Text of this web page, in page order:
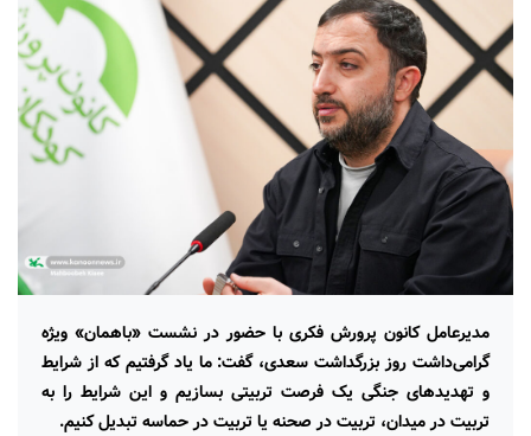
مدیرعامل کانون پرورش فکری با حضور در نشست «باهمان» ویژه
گرامی‌داشت روز بزرگداشت سعدی، گفت: ما یاد گرفتیم که از شرایط
و تهدیدهای جنگی یک فرصت تربیتی بسازیم و این شرایط را به
تربیت در میدان، تربیت در صحنه یا تربیت در حماسه تبدیل کنیم.